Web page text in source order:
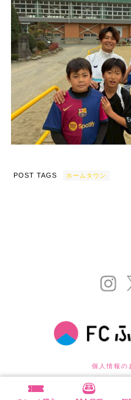
POST TAGS ホームタウン
個人情報の
©FC FUJIZAKURA